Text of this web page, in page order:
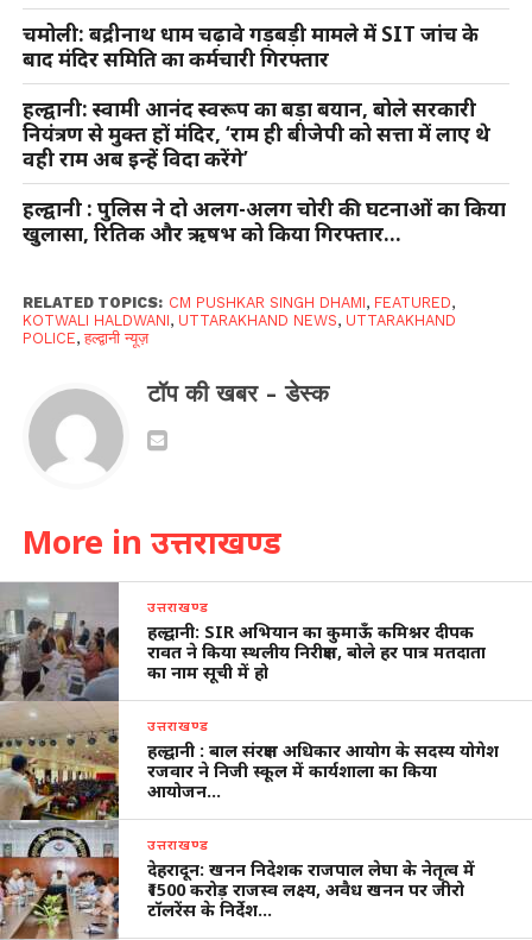
चमोली: बद्रीनाथ धाम चढ़ावे गड़बड़ी मामले में SIT जांच के
बाद मंदिर समिति का कर्मचारी गिरफ्तार
हल्द्वानी: स्वामी आनंद स्वरूप का बड़ा बयान, बोले सरकारी
नियंत्रण से मुक्त हों मंदिर, ‘राम ही बीजेपी को सत्ता में लाए थे
वही राम अब इन्हें विदा करेंगे’
हल्द्वानी : पुलिस ने दो अलग-अलग चोरी की घटनाओं का किया
खुलासा, रितिक और ऋषभ को किया गिरफ्तार…
RELATED TOPICS: CM PUSHKAR SINGH DHAMI, FEATURED,
KOTWALI HALDWANI, UTTARAKHAND NEWS, UTTARAKHAND
POLICE,हल्द्वानी न्यूज़
टॉप की खबर - डेस्क
More in उत्तराखण्ड
उत्तराखण्ड
हल्द्वानी: SIR अभियान का कुमाऊँ कमिश्नर दीपक
रावत ने किया स्थलीय निरीक्षण, बोले हर पात्र मतदाता
का नाम सूची में हो
उत्तराखण्ड
हल्द्वानी : बाल संरक्षण अधिकार आयोग के सदस्य योगेश
रजवार ने निजी स्कूल में कार्यशाला का किया
आयोजन…
उत्तराखण्ड
देहरादून: खनन निदेशक राजपाल लेघा के नेतृत्व में
₹1500 करोड़ राजस्व लक्ष्य, अवैध खनन पर जीरो
टॉलरेंस के निर्देश…